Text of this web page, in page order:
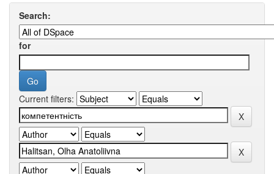
Search:
for
Current filters: